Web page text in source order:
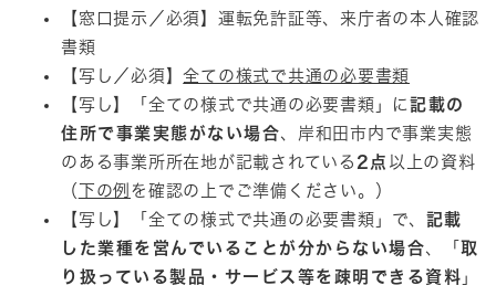
【窓口提示／必須】運転免許証等、来庁者の本人確認
書類
【写し／必須】全ての様式で共通の必要書類
【写し】「全ての様式で共通の必要書類」に 記載の
住所で事業実態がない場合、岸和田市内で事業実態
のある事業所所在地が記載されている 2点 以上の資料
（
下の例 を確認の上でご準備ください。）
【写し】「全ての様式で共通の必要書類」で、 記載
した業種を営んでいることが分からない場合、「 取
り扱っている製品・サービス等を疎明できる資料 」